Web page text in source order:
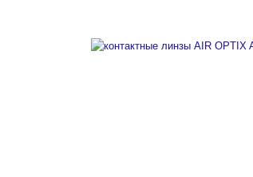
5 отзывов